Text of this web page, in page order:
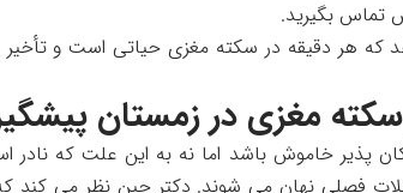
هر دقیقه در سکته مغزی حیاتی است و تأخیر
سکته مغزی در زمستان
پذیر خاموش باشد اما نه به این علت که نادر
فصلی نهان می شوند. دکتر جین نظر می کند که